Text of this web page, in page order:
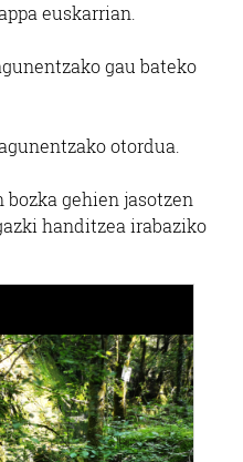
euskarrian.
gau bateko
otordua.
gehien jasotzen
handitzea irabaziko